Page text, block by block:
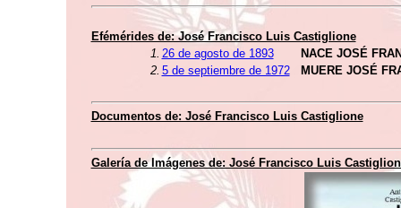
Efémérides de: José Francisco Luis Castiglione
1. 26 de agosto de 1893
NACE JOSÉ
2. 5 de septiembre de 1972 MUERE JOSÉ
Documentos de: José Francisco Luis Castiglione
Galería de Imágenes de: José Francisco Luis